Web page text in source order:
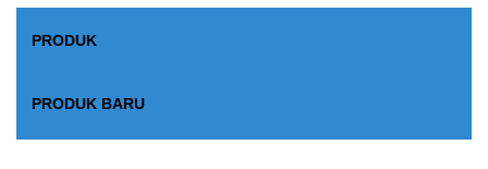
PRODUK
PRODUK BARU